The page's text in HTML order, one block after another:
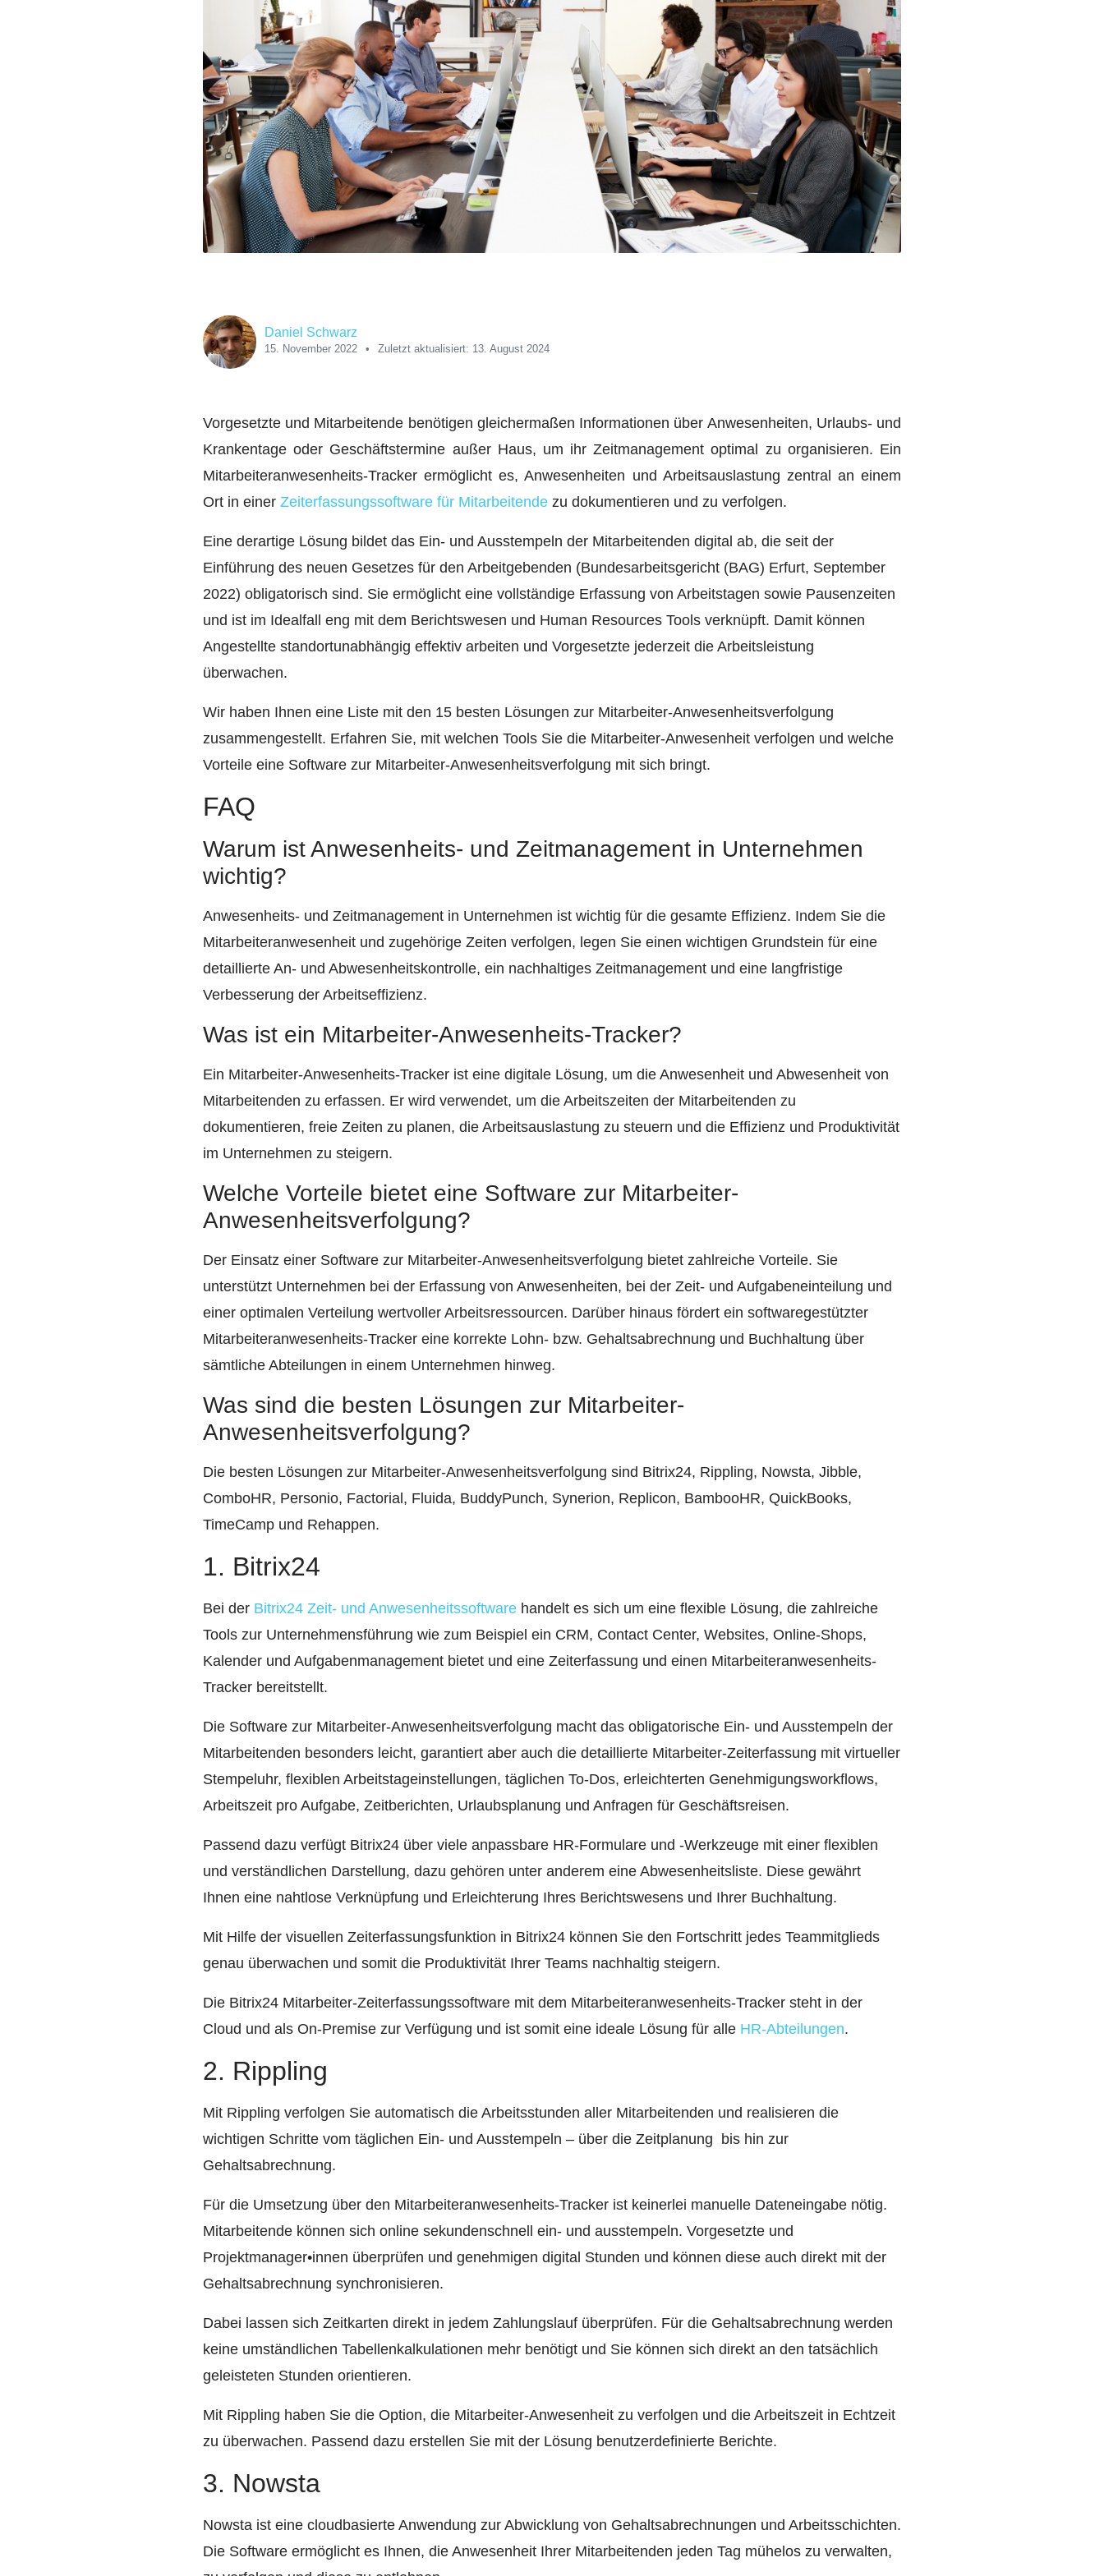
Daniel Schwarz
15. November 2022 Zuletzt aktualisiert: 13. August 2024
Vorgesetzte und Mitarbeitende benötigen gleichermaßen Informationen über Anwesenheiten, Urlaubs- und
Krankentage oder Geschäftstermine außer Haus, um ihr Zeitmanagement optimal zu organisieren. Ein
Mitarbeiteranwesenheits-Tracker ermöglicht es, Anwesenheiten und Arbeitsauslastung zentral an einem
Ort in einer Zeiterfassungssoftware für Mitarbeitende zu dokumentieren und zu verfolgen.
Eine derartige Lösung bildet das Ein- und Ausstempeln der Mitarbeitenden digital ab, die seit der
Einführung des neuen Gesetzes für den Arbeitgebenden (Bundesarbeitsgericht (BAG) Erfurt, September
2022) obligatorisch sind. Sie ermöglicht eine vollständige Erfassung von Arbeitstagen sowie Pausenzeiten
und ist im Idealfall eng mit dem Berichtswesen und Human Resources Tools verknüpft. Damit können
Angestellte standortunabhängig effektiv arbeiten und Vorgesetzte jederzeit die Arbeitsleistung
überwachen.
Wir haben Ihnen eine Liste mit den 15 besten Lösungen zur Mitarbeiter-Anwesenheitsverfolgung
zusammengestellt. Erfahren Sie, mit welchen Tools Sie die Mitarbeiter-Anwesenheit verfolgen und welche
Vorteile eine Software zur Mitarbeiter-Anwesenheitsverfolgung mit sich bringt.
FAQ
Warum ist Anwesenheits- und Zeitmanagement in Unternehmen
wichtig?
Anwesenheits- und Zeitmanagement in Unternehmen ist wichtig für die gesamte Effizienz. Indem Sie die
Mitarbeiteranwesenheit und zugehörige Zeiten verfolgen, legen Sie einen wichtigen Grundstein für eine
detaillierte An- und Abwesenheitskontrolle, ein nachhaltiges Zeitmanagement und eine langfristige
Verbesserung der Arbeitseffizienz.
Was ist ein Mitarbeiter-Anwesenheits-Tracker?
Ein Mitarbeiter-Anwesenheits-Tracker ist eine digitale Lösung, um die Anwesenheit und Abwesenheit von
Mitarbeitenden zu erfassen. Er wird verwendet, um die Arbeitszeiten der Mitarbeitenden zu
dokumentieren, freie Zeiten zu planen, die Arbeitsauslastung zu steuern und die Effizienz und Produktivität
im Unternehmen zu steigern.
Welche Vorteile bietet eine Software zur Mitarbeiter-
Anwesenheitsverfolgung?
Der Einsatz einer Software zur Mitarbeiter-Anwesenheitsverfolgung bietet zahlreiche Vorteile. Sie
unterstützt Unternehmen bei der Erfassung von Anwesenheiten, bei der Zeit- und Aufgabeneinteilung und
einer optimalen Verteilung wertvoller Arbeitsressourcen. Darüber hinaus fördert ein softwaregestützter
Mitarbeiteranwesenheits-Tracker eine korrekte Lohn- bzw. Gehaltsabrechnung und Buchhaltung über
sämtliche Abteilungen in einem Unternehmen hinweg.
Was sind die besten Lösungen zur Mitarbeiter-
Anwesenheitsverfolgung?
Die besten Lösungen zur Mitarbeiter-Anwesenheitsverfolgung sind Bitrix24, Rippling, Nowsta, Jibble,
ComboHR, Personio, Factorial, Fluida, BuddyPunch, Synerion, Replicon, BambooHR, QuickBooks,
TimeCamp und Rehappen.
1. Bitrix24
Bei der Bitrix24 Zeit- und Anwesenheitssoftware handelt es sich um eine flexible Lösung, die zahlreiche
Tools zur Unternehmensführung wie zum Beispiel ein CRM, Contact Center, Websites, Online-Shops,
Kalender und Aufgabenmanagement bietet und eine Zeiterfassung und einen Mitarbeiteranwesenheits-
Tracker bereitstellt.
Die Software zur Mitarbeiter-Anwesenheitsverfolgung macht das obligatorische Ein- und Ausstempeln der
Mitarbeitenden besonders leicht, garantiert aber auch die detaillierte Mitarbeiter-Zeiterfassung mit virtueller
Stempeluhr, flexiblen Arbeitstageinstellungen, täglichen To-Dos, erleichterten Genehmigungsworkflows,
Arbeitszeit pro Aufgabe, Zeitberichten, Urlaubsplanung und Anfragen für Geschäftsreisen.
Passend dazu verfügt Bitrix24 über viele anpassbare HR-Formulare und -Werkzeuge mit einer flexiblen
und verständlichen Darstellung, dazu gehören unter anderem eine Abwesenheitsliste. Diese gewährt
Ihnen eine nahtlose Verknüpfung und Erleichterung Ihres Berichtswesens und Ihrer Buchhaltung.
Mit Hilfe der visuellen Zeiterfassungsfunktion in Bitrix24 können Sie den Fortschritt jedes Teammitglieds
genau überwachen und somit die Produktivität Ihrer Teams nachhaltig steigern.
Die Bitrix24 Mitarbeiter-Zeiterfassungssoftware mit dem Mitarbeiteranwesenheits-Tracker steht in der
Cloud und als On-Premise zur Verfügung und ist somit eine ideale Lösung für alle HR-Abteilungen.
2. Rippling
Mit Rippling verfolgen Sie automatisch die Arbeitsstunden aller Mitarbeitenden und realisieren die
wichtigen Schritte vom täglichen Ein- und Ausstempeln – über die Zeitplanung bis hin zur
Gehaltsabrechnung.
Für die Umsetzung über den Mitarbeiteranwesenheits-Tracker ist keinerlei manuelle Dateneingabe nötig.
Mitarbeitende können sich online sekundenschnell ein- und ausstempeln. Vorgesetzte und
Projektmanager•innen überprüfen und genehmigen digital Stunden und können diese auch direkt mit der
Gehaltsabrechnung synchronisieren.
Dabei lassen sich Zeitkarten direkt in jedem Zahlungslauf überprüfen. Für die Gehaltsabrechnung werden
keine umständlichen Tabellenkalkulationen mehr benötigt und Sie können sich direkt an den tatsächlich
geleisteten Stunden orientieren.
Mit Rippling haben Sie die Option, die Mitarbeiter-Anwesenheit zu verfolgen und die Arbeitszeit in Echtzeit
zu überwachen. Passend dazu erstellen Sie mit der Lösung benutzerdefinierte Berichte.
3. Nowsta
Nowsta ist eine cloudbasierte Anwendung zur Abwicklung von Gehaltsabrechnungen und Arbeitsschichten.
Die Software ermöglicht es Ihnen, die Anwesenheit Ihrer Mitarbeitenden jeden Tag mühelos zu verwalten,